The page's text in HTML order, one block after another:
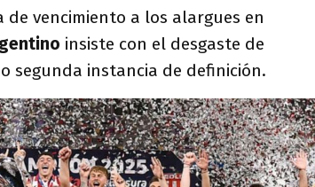
vencimiento a los alargues en
insiste con el desgaste de
segunda instancia de definición.